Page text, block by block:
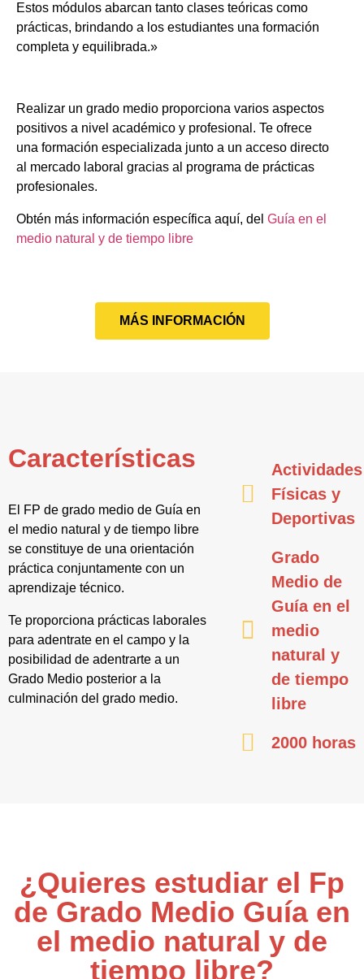
Estos módulos abarcan tanto clases teóricas como
prácticas, brindando a los estudiantes una formación
completa y equilibrada.»
Realizar un grado medio proporciona varios aspectos
positivos a nivel académico y profesional. Te ofrece
una formación especializada junto a un acceso directo
al mercado laboral gracias al programa de prácticas
profesionales.
Obtén más información específica aquí, del Guía en el
medio natural y de tiempo libre
MÁS INFORMACIÓN
Características
El FP de grado medio de Guía en
el medio natural y de tiempo libre
se constituye de una orientación
práctica conjuntamente con un
aprendizaje técnico.
Te proporciona prácticas laborales
para adentrate en el campo y la
posibilidad de adentrarte a un
Grado Medio posterior a la
culminación del grado medio.
Actividades
Físicas y
Deportivas
Grado
Medio de
Guía en el
medio
natural y
de tiempo
libre
2000 horas
¿Quieres estudiar el Fp
de Grado Medio Guía en
el medio natural y de
tiempo libre?